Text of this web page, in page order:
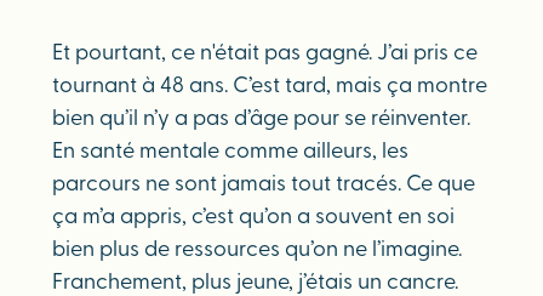
Et pourtant, ce n'était pas gagné. J’ai pris ce
tournant à 48 ans. C’est tard, mais ça montre
bien qu’il n’y a pas d’âge pour se réinventer.
En santé mentale comme ailleurs, les
parcours ne sont jamais tout tracés. Ce que
ça m’a appris, c’est qu’on a souvent en soi
bien plus de ressources qu’on ne l’imagine.
Franchement, plus jeune, j’étais un cancre.